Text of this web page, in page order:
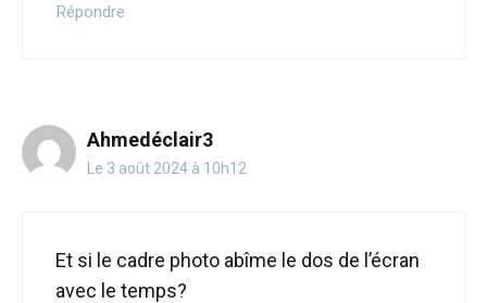
Répondre
Ahmedéclair3
Le 3 août 2024 à 10h12
Et si le cadre photo abîme le dos de l’écran
avec le temps?